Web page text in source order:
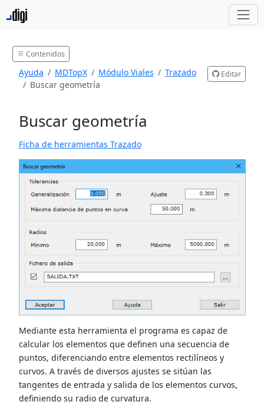
Contenidos
Ayuda MDTopX Módulo Viales
Trazado
Buscar geometría
Editar
Buscar geometría
Ficha de herramientas Trazado
Mediante esta herramienta el programa es capaz de
calcular los elementos que definen una secuencia de
puntos, diferenciando entre elementos rectilíneos y
curvos. A través de diversos ajustes se sitúan las
tangentes de entrada y salida de los elementos curvos,
definiendo su radio de curvatura.